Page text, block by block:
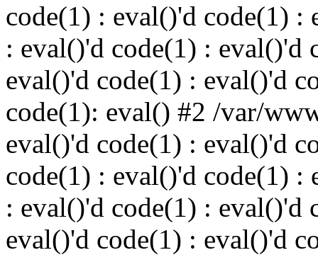
code(1) : eval()'d code(1) :
: eval()'d code(1) : eval()'d
eval()'d code(1) : eval()'d
code(1): eval() #2 /var/
eval()'d code(1) : eval()'d
code(1) : eval()'d code(1) :
: eval()'d code(1) : eval()'d
eval()'d code(1) : eval()'d